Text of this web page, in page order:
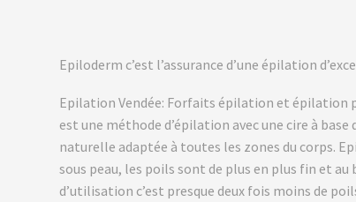
Epiloderm c’est l’assurance d’une épilation
Epilation Vendée: Forfaits épilation et épilation
est une méthode d’épilation avec une cire à base
naturelle adaptée à toutes les zones du corps.
sous peau, les poils sont de plus en plus fin et au
d’utilisation c’est presque deux fois moins de